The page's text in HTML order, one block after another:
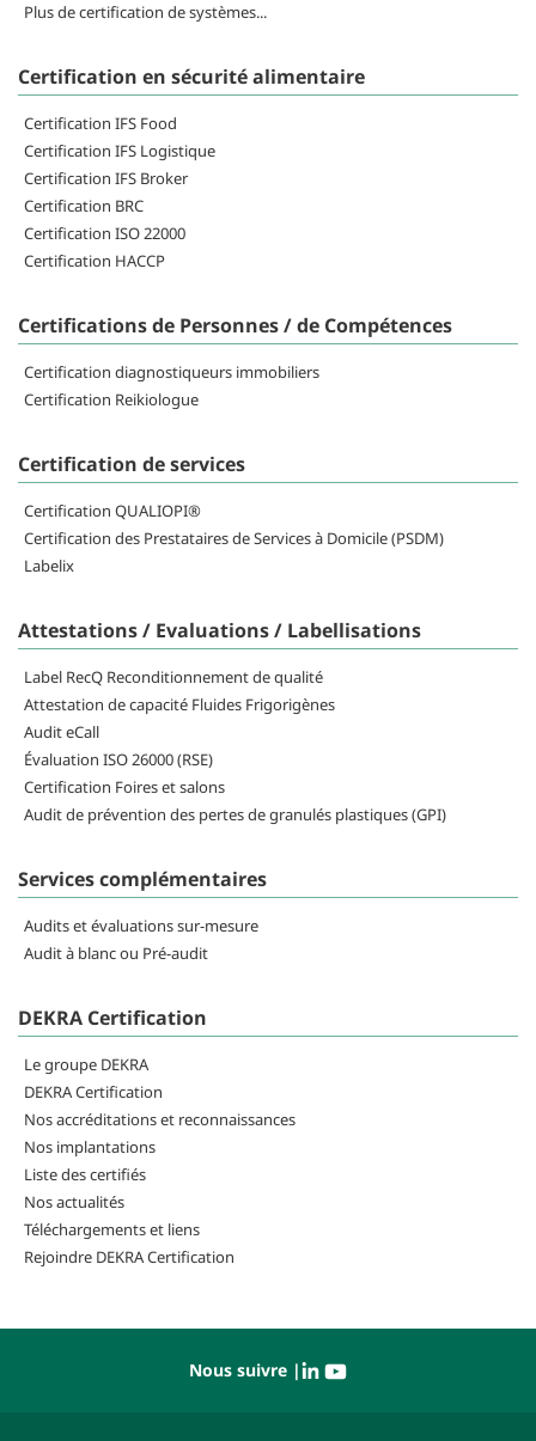
Plus de certification de systèmes...
Certification en sécurité alimentaire
Certification IFS Food
Certification IFS Logistique
Certification IFS Broker
Certification BRC
Certification ISO 22000
Certification HACCP
Certifications de Personnes / de Compétences
Certification diagnostiqueurs immobiliers
Certification Reikiologue
Certification de services
Certification QUALIOPI®
Certification des Prestataires de Services à Domicile (PSDM)
Labelix
Attestations / Evaluations / Labellisations
Label RecQ Reconditionnement de qualité
Attestation de capacité Fluides Frigorigènes
Audit eCall
Évaluation ISO 26000 (RSE)
Certification Foires et salons
Audit de prévention des pertes de granulés plastiques (GPI)
Services complémentaires
Audits et évaluations sur-mesure
Audit à blanc ou Pré-audit
DEKRA Certification
Le groupe DEKRA
DEKRA Certification
Nos accréditations et reconnaissances
Nos implantations
Liste des certifiés
Nos actualités
Téléchargements et liens
Rejoindre DEKRA Certification
Nous suivre |